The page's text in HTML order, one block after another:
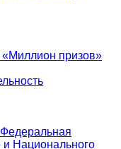
призов»
и Национального